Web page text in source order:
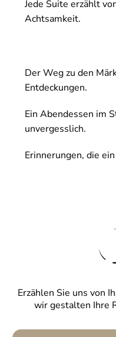
Erzählen Sie uns von
wir gestalten Ihre
Jede Suite erzählt
Achtsamkeit.
Der Weg zu den
Entdeckungen.
Ein Abendessen im
unvergesslich.
Erinnerungen, die